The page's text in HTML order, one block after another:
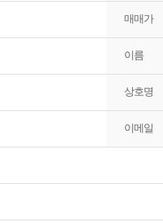
매매가
이름
상호명
이메일